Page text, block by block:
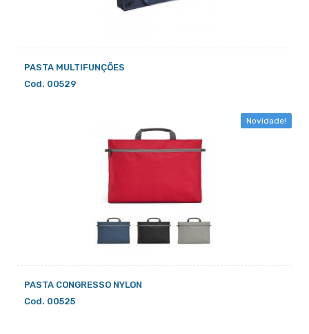
PASTA MULTIFUNÇÕES
Cod. 00529
Novidade!
PASTA CONGRESSO NYLON
Cod. 00525